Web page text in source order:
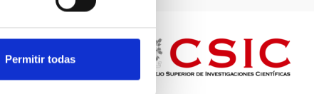
Permitir todas